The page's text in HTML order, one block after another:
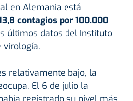
en Alemania está
contagios por 100.000
últimos datos del Instituto
virología.
relativamente bajo, la
El 6 de julio la
registrado su nivel más